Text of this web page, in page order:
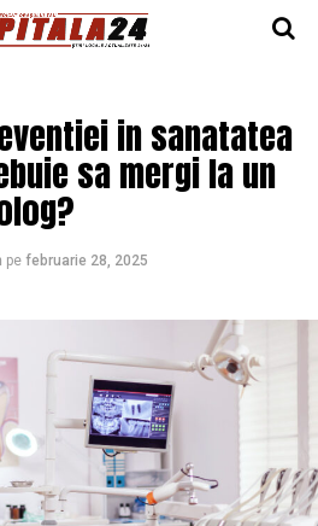
in sanatatea
sa mergi la un
pe februarie 28, 2025